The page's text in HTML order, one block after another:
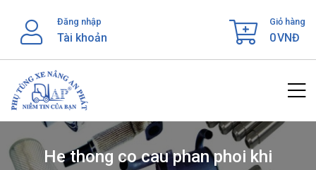
content
Đăng nhập
Tài khoản
Giỏ hàng
0VNĐ
He thong co cau phan phoi khi